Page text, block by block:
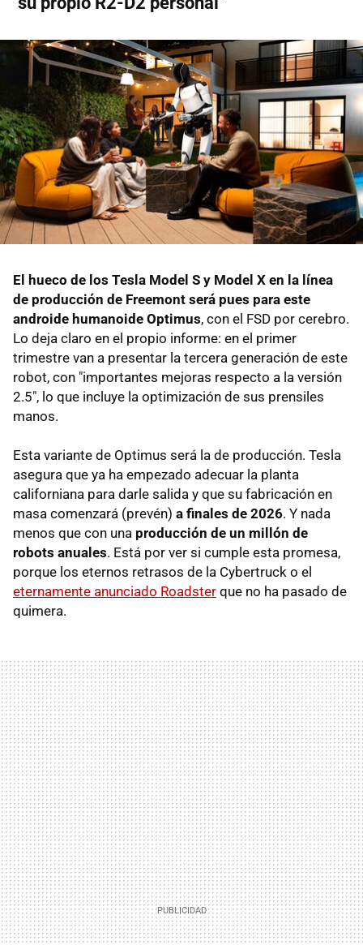
El hueco de los Tesla Model S y Model X en la línea
de producción de Freemont será pues para este
androide humanoide Optimus, con el FSD por cerebro.
Lo deja claro en el propio informe: en el primer
trimestre van a presentar la tercera generación de este
robot, con "importantes mejoras respecto a la versión
2.5", lo que incluye la optimización de sus prensiles
manos.
Esta variante de Optimus será la de producción. Tesla
asegura que ya ha empezado adecuar la planta
californiana para darle salida y que su fabricación en
masa comenzará (prevén) a finales de 2026. Y nada
menos que con una producción de un millón de
robots anuales. Está por ver si cumple esta promesa,
porque los eternos retrasos de la Cybertruck o el
eternamente anunciado Roadster que no ha pasado de
quimera.